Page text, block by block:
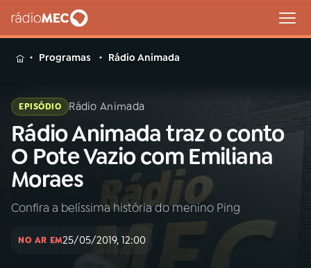
MENU
Buscar
na
Rádio
MEC
Buscar
Início AO VIVO
Programas Rádio Animada
EPISÓDIO Rádio Animada
Rádio Animada traz o conto
O Pote Vazio com Emiliana
Moraes
Confira a belíssima história do menino Ping
NO AR EM25/05/2019, 12:00